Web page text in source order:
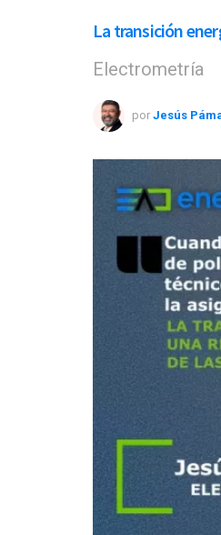
La transición
Electrometría
por Jesús